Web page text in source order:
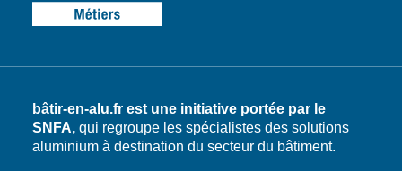
bâtir-en-alu.fr est une initiative portée par le
SNFA, qui regroupe les spécialistes des solutions
aluminium à destination du secteur du bâtiment.